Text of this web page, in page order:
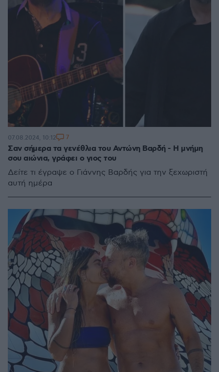
Σαν σήμερα τα γενέθλια του Αντώνη Βαρδή - Η μνήμη
σου αιώνια, γράφει ο γιος του
Δείτε τι έγραψε ο Γιάννης Βαρδής για την ξεχωριστή
αυτή ημέρα
07.08.2024, 10:12 7